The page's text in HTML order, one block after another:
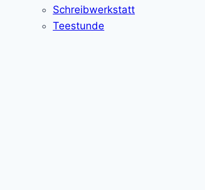
Schreibwerkstatt
Teestunde